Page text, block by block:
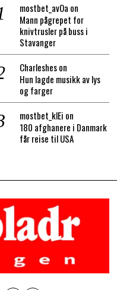
mostbet_avOa on
Mann pågrepet for
knivtrusler på buss i
Stavanger
Charlesheson
Hun lagde musikk av lys
og farger
mostbet_klEi on
180 afghanere i Danmark
får reise til USA